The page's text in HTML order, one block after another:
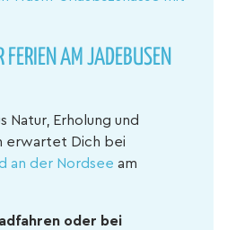
AM JADEBUSEN
Natur, Erholung und
erwartet Dich bei
an der Nordsee am
oder bei